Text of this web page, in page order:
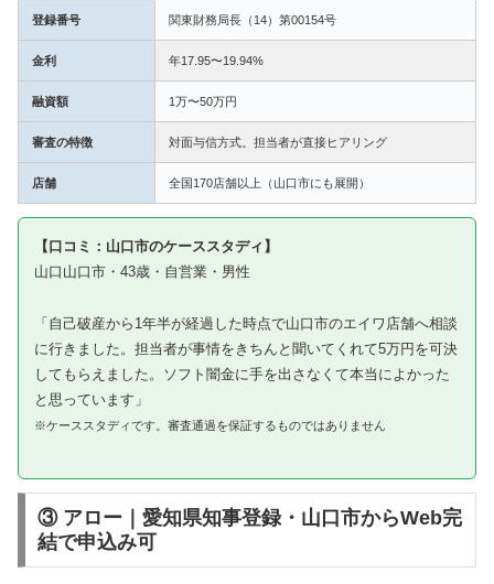
登録番号 関東財務局長（14）第00154号
金利 年17.95〜19.94%
融資額 1万〜50万円
審査の特徴 対面与信方式。担当者が直接ヒアリング
店舗 全国170店舗以上（山口市にも展開）
【口コミ：山口市のケーススタディ】
山口山口市・43歳・自営業・男性
「自己破産から1年半が経過した時点で山口市のエイワ店舗へ相談
に行きました。担当者が事情をきちんと聞いてくれて5万円を可決
してもらえました。ソフト闇金に手を出さなくて本当によかった
と思っています」
※ケーススタディです。審査通過を保証するものではありません
③ アロー｜愛知県知事登録・山口市からWeb完
結で申込み可